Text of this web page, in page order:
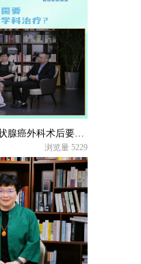
《科普了，病理》│甲状腺癌外科术后要转核医学科？
浏览量 5229